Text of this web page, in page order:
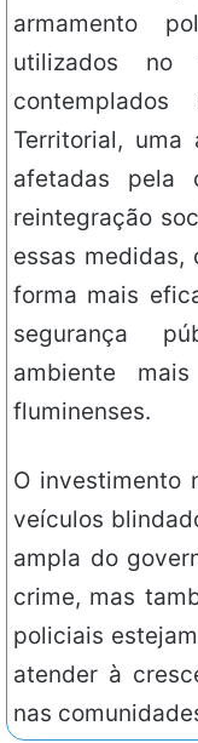
armamento
utilizados no
Territorial,
afetadas pela
reintegração
essas medidas,
forma mais
segurança
ambiente
fluminenses.
O investimento
veículos
ampla do
crime, mas
policiais
atender à
nas